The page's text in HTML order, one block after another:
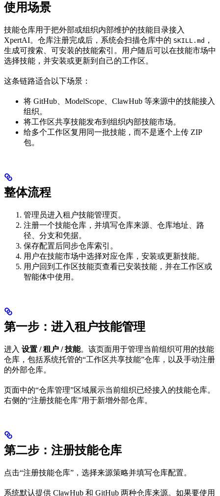
使用场景
技能仓库用于把外部或组织内部维护的技能目录接入
XpertAI。仓库注册完成后，系统会扫描仓库中的 SKILL.md ，
生成可搜索、可安装的技能索引。用户随后可以在技能市场中
选择技能，并安装或更新到自己的工作区。
这条链路适合以下场景：
将 GitHub、ModelScope、ClawHub 等来源中的技能接入
组织。
将工作区共享技能发布到组织内部技能市场。
给多个工作区复用同一批技能，而不是逐个上传 ZIP
包。
整体流程
管理员进入租户技能管理页。
注册一个技能仓库，并填写仓库来源、仓库地址、路
径、分支和凭据。
保存配置后同步仓库索引。
用户在技能市场中选择对应仓库，安装或更新技能。
用户回到工作区技能页查看已安装技能，并在工作区或
智能体中使用。
第一步：进入租户技能管理
进入 设置 / 租户 / 技能。该页面用于管理当前组织可用的技能
仓库，包括系统托管的“工作区共享技能”仓库，以及手动注册
的外部仓库。
页面中的“仓库管理”区域展示当前组织已经接入的技能仓库。
右侧的“注册技能仓库”用于新增外部仓库。
第二步：注册技能仓库
点击“注册技能仓库”，选择来源策略并填写仓库配置。
系统默认提供 ClawHub 和 GitHub 两种仓库来源。如果要使用